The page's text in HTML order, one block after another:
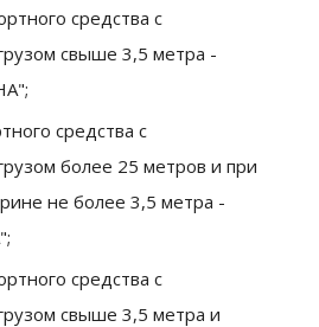
средства с
свыше 3,5 метра -
средства с
более 25 метров и при
не более 3,5 метра -
средства с
свыше 3,5 метра и